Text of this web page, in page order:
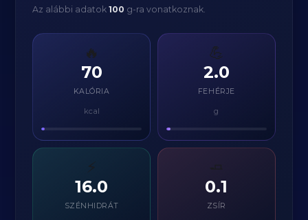
Az alábbi adatok100 g-ra vonatkoznak.
🔥
70
KALÓRIA
kcal
💪
2.0
FEHÉRJE
g
⚡
16.0
SZÉNHIDRÁT
0.1
ZSÍR